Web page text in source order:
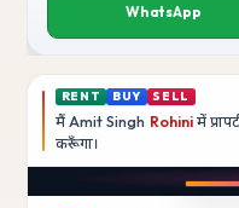
WhatsApp
RENT BUY SELL
मैं Amit Singh Rohiniमें
करूँगा।